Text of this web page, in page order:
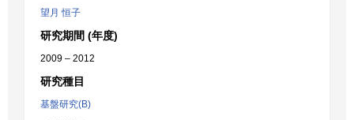
望月 恒子
研究期間 (年度)
2009 – 2012
研究種目
基盤研究(B)